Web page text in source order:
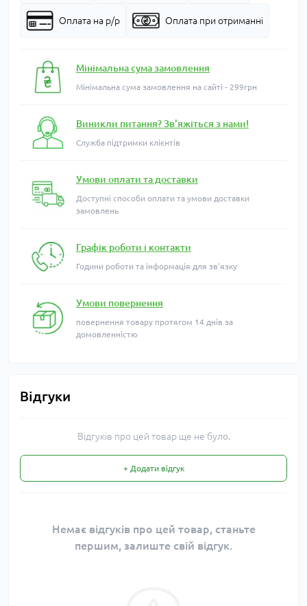
Оплата на р/р Оплата при отриманні
Мінімальна сума замовлення
Мінімальна сума замовлення на сайті - 299грн
Виникли питання? Зв'яжіться з нами!
Служба підтримки клієнтів
Умови оплати та доставки
Доступні способи оплати та умови доставки
замовлень
Графік роботи і контакти
Години роботи та інформація для зв'язку
Умови повернення
повернення товару протягом 14 днів за
домовленністю
Відгуки
Відгуків про цей товар ще не було.
+ Додати відгук
Немає відгуків про цей товар, станьте
першим, залиште свій відгук.